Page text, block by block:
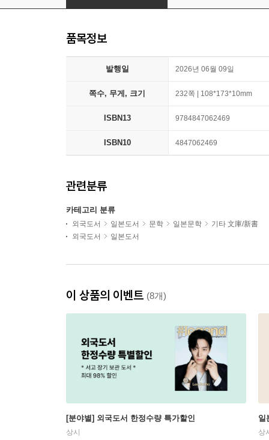
품목정보
발행일 2026년 06월 09일
쪽수, 무게, 크기 232쪽 | 108*173*10mm
ISBN13 9784847062469
ISBN10 4847062469
관련분류
카테고리 분류
외국도서 일본도서 문학 일본문학
기타 文庫/新書
외국도서
일본도서
이 상품의 이벤트 (8개)
[분야별] 외국도서 한정수량 특가할인
상시
일
상